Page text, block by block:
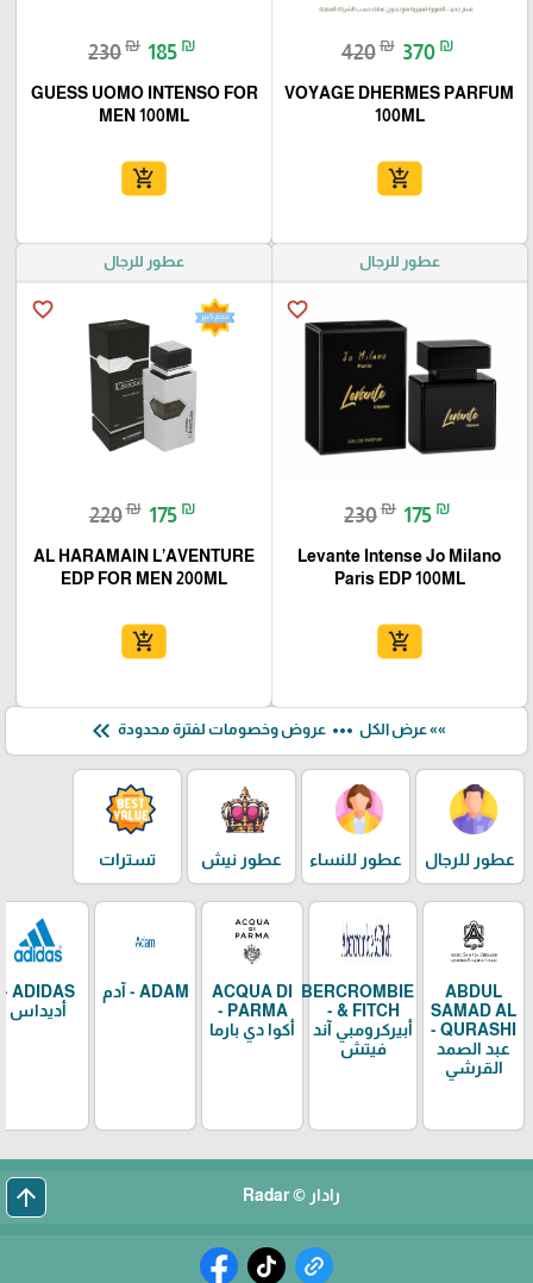
420₪ 370 ₪
VOYAGE DHERMES PARFUM
100ML
add_shopping_cart
230₪ 185 ₪
GUESS UOMO INTENSO FOR
MEN 100ML
add_shopping_cart
عطور للرجال
favorite_border
230₪ 175 ₪
Levante Intense Jo Milano
Paris EDP 100ML
add_shopping_cart
عطور للرجال
favorite_border
220₪ 175 ₪
AL HARAMAIN L’AVENTURE
EDP FOR MEN 200ML
add_shopping_cart
»» عرض الكل more_horiz عروض وخصومات لفترة محدودة keyboard_double_arrow_left
عطور للرجال عطور للنساء عطور نيش تسترات
ABDUL
SAMAD AL
QURASHI -
عبد الصمد
القرشي
ABERCROMBIE
& FITCH -
أبيركرومبي آند
فيتش
ACQUA DI
PARMA -
أكوا دي بارما
ADAM - آدم
ADIDAS -
أديداس
رادار © Radar arrow_upward